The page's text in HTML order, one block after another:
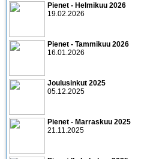
Pienet - Helmikuu 2026
19.02.2026
Pienet - Tammikuu 2026
16.01.2026
Joulusinkut 2025
05.12.2025
Pienet - Marraskuu 2025
21.11.2025